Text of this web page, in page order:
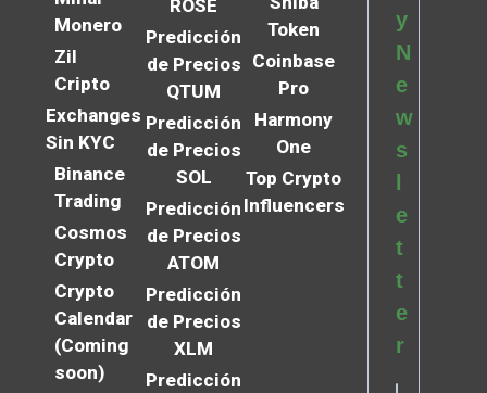
Monero
Zil
Cripto
Exchanges
Sin KYC
Binance
Trading
Cosmos
Crypto
Crypto
Calendar
(Coming
soon)
ROSE
Predicción
de Precios
QTUM
Predicción
de Precios
SOL
Predicción
de Precios
ATOM
Predicción
de Precios
XLM
Predicción
Token
Coinbase
Pro
Harmony
One
Top Crypto
Influencers
y
N
e
w
s
e
t
t
e
r